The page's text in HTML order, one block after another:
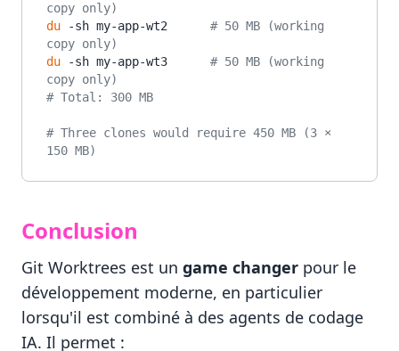
copy only)
du -sh my-app-wt2 # 50 MB (working
copy only)
du -sh my-app-wt3 # 50 MB (working
copy only)
# Total: 300 MB
# Three clones would require 450 MB (3 ×
150 MB)
Conclusion
Git Worktrees est un game changer pour le
développement moderne, en particulier
lorsqu'il est combiné à des agents de codage
IA. Il permet :